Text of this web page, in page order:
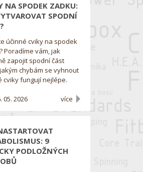
NA SPODEK ZADKU:
SPODNÍ
účinné cviky na spodek
Poradíme vám, jak
zapojit spodní část
chybám se vyhnout
cviky fungují nejlépe.
05. 2026 více
9
PODLOŽNÝCH